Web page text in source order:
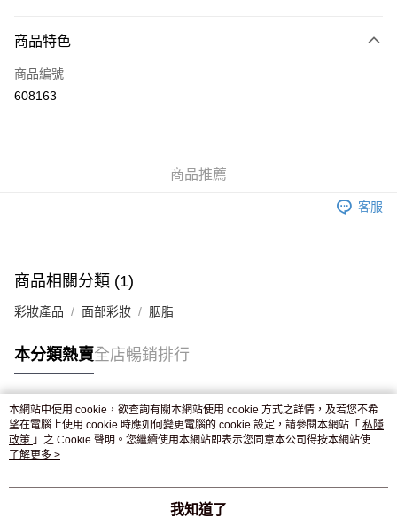
信用卡
Apple Pay
付款後門市自取，訂單確認後2-4個工作天到店，7天內取。逾期後
商品特色
商品編號
608163
商品推薦
客服
商品相關分類 (1)
彩妝產品 面部彩妝 胭脂
本分類熱賣全店暢銷排行
熱門標籤
熱銷排行
本網站中使用 cookie，欲查詢有關本網站使用 cookie 方式之詳情，及若您不希
望在電腦上使用 cookie 時應如何變更電腦的 cookie 設定，請參閱本網站「 私隱
政策 」之 Cookie 聲明。您繼續使用本網站即表示您同意本公司得按本網站使用
條款之 Cookie 聲明使用 cookie。
了解更多 >
我知道了